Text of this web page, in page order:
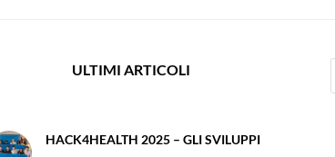
ULTIMI ARTICOLI
HACK4HEALTH 2025 – GLI SVILUPPI